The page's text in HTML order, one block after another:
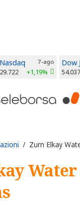
Nasdaq 7-ago
29.722 +1,19%
Dow
54.037
/ Zurn Elkay
Water